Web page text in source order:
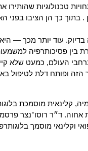
טכנולוגיות
. בתוך כך הן הציבו בפני
עוד יותר מכך —
פסיכותרפיה
העולם, כמעט שלא
ופותח דלת לטיפול
קלינאית מוסמכת
ד״ר רוסו־נצר
וקלינאי מוסמך